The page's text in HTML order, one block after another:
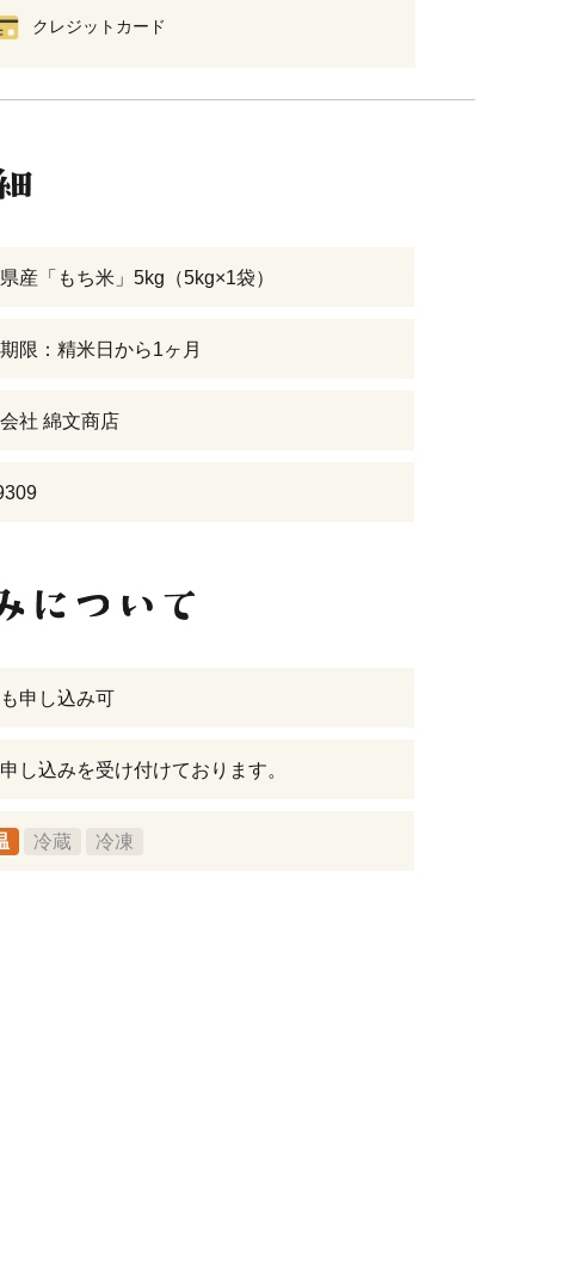
クレジットカード
産「もち米」5kg（5kg×1袋）
限：精米日から1ヶ月
社 綿文商店
申し込み可
し込みを受け付けております。
冷蔵 冷凍